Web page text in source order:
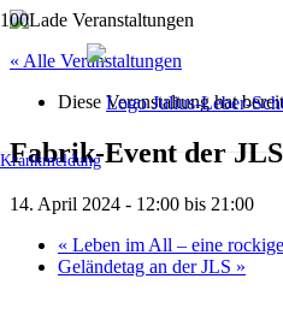
Krankmeldung
« Alle Veranstaltungen
Diese Veranstaltung hat
Fabrik-Event der
14. April 2024 - 12:00 bis 21:00
« Leben im All – eine
Geländetag an der JLS »